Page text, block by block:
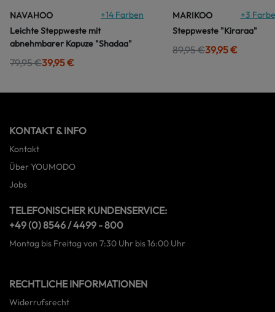
NAVAHOO +14 Farben
Leichte Steppweste mit
abnehmbarer Kapuze "Shadaa"
79,95 €39,95 €
MARIKOO +3
Steppweste "Kiraraa"
89,95 €39,95 €
KONTAKT & INFO
Kontakt
Über YOUMODO
Jobs
TELEFONISCHER KUNDENSERVICE:
+49 (0) 8546 / 4499 - 800
Montag bis Freitag von 7:30 Uhr bis 16:00 Uhr
RECHTLICHE INFORMATIONEN
Widerrufsrecht